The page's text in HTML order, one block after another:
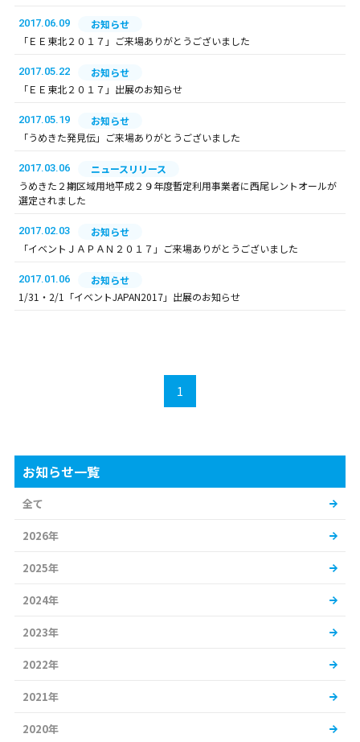
2017.06.09
お知らせ
「ＥＥ東北２０１７」ご来場ありがとうございました
2017.05.22
お知らせ
「ＥＥ東北２０１７」出展のお知らせ
2017.05.19
お知らせ
「うめきた発見伝」ご来場ありがとうございました
2017.03.06
ニュースリリース
うめきた２期区域用地平成２９年度暫定利用事業者に西尾レントオールが
選定されました
2017.02.03
お知らせ
「イベントＪＡＰＡＮ２０１７」ご来場ありがとうございました
2017.01.06
お知らせ
1/31・2/1「イベントJAPAN2017」出展のお知らせ
1
お知らせ一覧
全て
2026年
2025年
2024年
2023年
2022年
2021年
2020年